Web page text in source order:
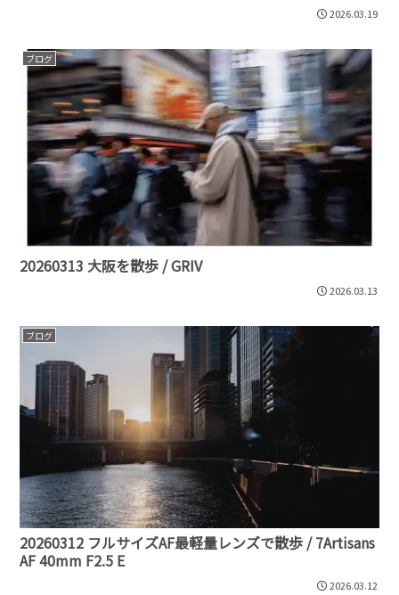
2026.03.19
ブログ
20260313 大阪を散歩 / GRIV
2026.03.13
ブログ
20260312 フルサイズAF最軽量レンズで散歩 / 7Artisans
AF 40mm F2.5 E
2026.03.12